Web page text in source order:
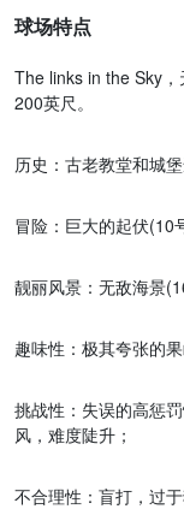
球场特点
The links in the Sky
200英尺。
历史：古老教堂和城
冒险：巨大的起伏(10
靓丽风景：无敌海景
趣味性：极其夸张的
挑战性：失误的高惩
风，难度陡升；
不合理性：盲打，过